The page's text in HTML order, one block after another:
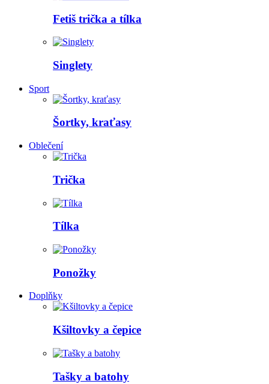
Fetiš trička a tílka
Singlety
Sport
Šortky, kraťasy
Oblečení
Trička
Tílka
Ponožky
Doplňky
Kšiltovky a čepice
Tašky a batohy